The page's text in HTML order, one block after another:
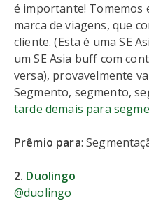
é importante! Tomemos
marca de viagens, que
cliente. (Esta é uma SE
um SE Asia buff com
versa), provavelmente
Segmento, segmento,
tarde demais para
Prêmio para:
2. Duolingo
@duolingo